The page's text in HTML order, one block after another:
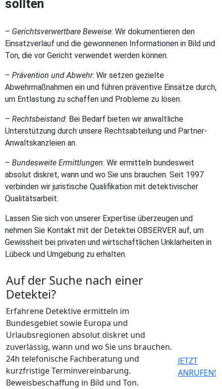
sollten
– Gerichtsverwertbare Beweise: Wir dokumentieren den
Einsatzverlauf und die gewonnenen Informationen in Bild und
Ton, die vor Gericht verwendet werden können.
– Prävention und Abwehr: Wir setzen gezielte
Abwehrmaßnahmen ein und führen präventive Einsätze durch,
um Entlastung zu schaffen und Probleme zu lösen.
– Rechtsbeistand: Bei Bedarf bieten wir anwaltliche
Unterstützung durch unsere Rechtsabteilung und Partner-
Anwaltskanzleien an.
– Bundesweite Ermittlungen: Wir ermitteln bundesweit
absolut diskret, wann und wo Sie uns brauchen. Seit 1997
verbinden wir juristische Qualifikation mit detektivischer
Qualitätsarbeit.
Lassen Sie sich von unserer Expertise überzeugen und
nehmen Sie Kontakt mit der Detektei OBSERVER auf, um
Gewissheit bei privaten und wirtschaftlichen Unklarheiten in
Lübeck und Umgebung zu erhalten.
Auf der Suche nach einer
Detektei?
Erfahrene Detektive ermitteln im
Bundesgebiet sowie Europa und
Urlaubsregionen absolut diskret und
zuverlässig, wann und wo Sie uns brauchen.
24h telefonische Fachberatung und
kurzfristige Terminvereinbarung.
Beweisbeschaffung in Bild und Ton.
JETZT
ANRUFEN!